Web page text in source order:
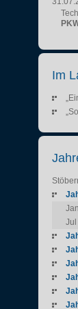
Im
Jan
Jul